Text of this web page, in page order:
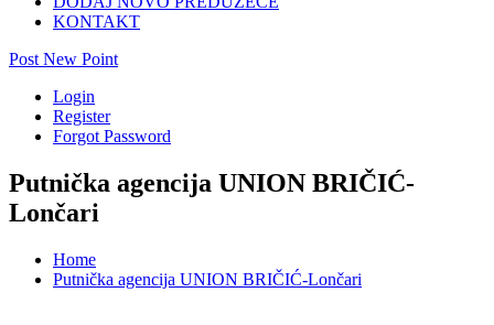
KONTAKT
Post New Point
Login
Register
Forgot Password
Putnička agencija UNION BRIČIĆ-
Lončari
Home
Putnička agencija UNION BRIČIĆ-Lončari